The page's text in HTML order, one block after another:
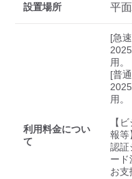
設置場所 平
利用料金につい
て
[急
用。
[普
用。
【
報等
認証
ード
お支